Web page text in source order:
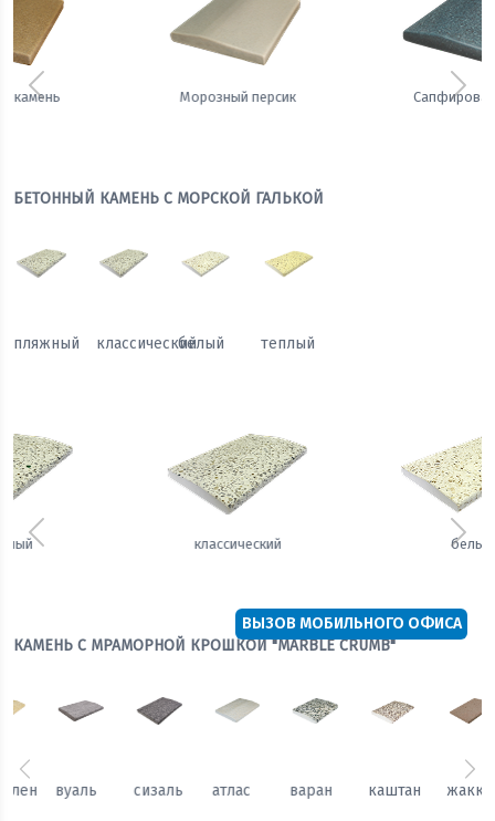
Сапфировая ночь
Предыдущий
БЕТОННЫЙ КАМЕНЬ С МОРСКОЙ ГАЛЬКОЙ
пляжный классическийбелый теплый
Предыдущий
КАМЕНЬ С МРАМОРНОЙ КРОШКОЙ "MARBLE CRUMB"
каштан жаккард гобелен вуаль сизаль атлас
Предыдущий
ВЫЗОВ МОБИЛЬНОГО ОФИСА